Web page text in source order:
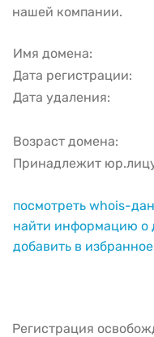
нашей компании.
Имя домена:
Дата регистрации:
Дата удаления:
Возраст домена:
Принадлежит
посмотреть whois-
найти информацию о
добавить в
Регистрация